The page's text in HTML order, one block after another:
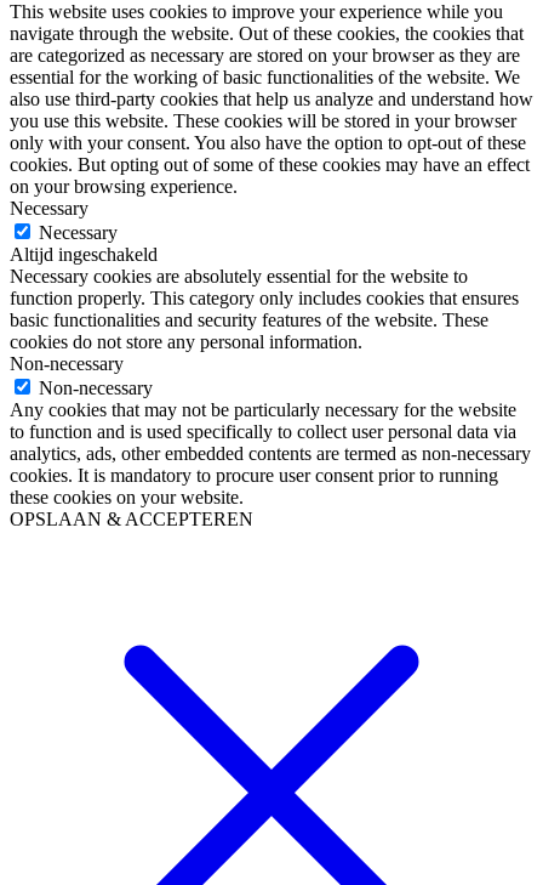
This website uses cookies to improve your experience while you
navigate through the website. Out of these cookies, the cookies that
are categorized as necessary are stored on your browser as they are
essential for the working of basic functionalities of the website. We
also use third-party cookies that help us analyze and understand how
you use this website. These cookies will be stored in your browser
only with your consent. You also have the option to opt-out of these
cookies. But opting out of some of these cookies may have an effect
on your browsing experience.
Necessary
Necessary
Altijd ingeschakeld
Necessary cookies are absolutely essential for the website to
function properly. This category only includes cookies that ensures
basic functionalities and security features of the website. These
cookies do not store any personal information.
Non-necessary
Non-necessary
Any cookies that may not be particularly necessary for the website
to function and is used specifically to collect user personal data via
analytics, ads, other embedded contents are termed as non-necessary
cookies. It is mandatory to procure user consent prior to running
these cookies on your website.
OPSLAAN & ACCEPTEREN